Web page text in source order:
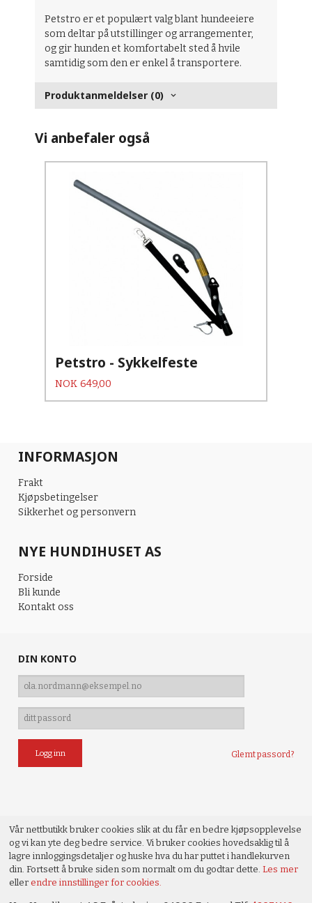
Petstro er et populært valg blant hundeeiere
som deltar på utstillinger og arrangementer,
og gir hunden et komfortabelt sted å hvile
samtidig som den er enkel å transportere.
Produktanmeldelser (0)
Vi anbefaler også
Petstro - Sykkelfeste
Pris
NOK 649,00
INFORMASJON
Frakt
Kjøpsbetingelser
Sikkerhet og personvern
NYE HUNDIHUSET AS
Forside
Bli kunde
Kontakt oss
DIN KONTO
Glemt passord?
Vår nettbutikk bruker cookies slik at du får en bedre kjøpsopplevelse
og vi kan yte deg bedre service. Vi bruker cookies hovedsaklig til å
lagre innloggingsdetaljer og huske hva du har puttet i handlekurven
din. Fortsett å bruke siden som normalt om du godtar dette.Les mer
ellerendre innstillinger for cookies.